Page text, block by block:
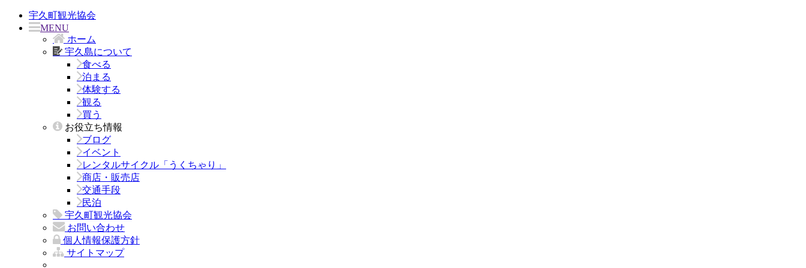
宇久町観光協会
MENU
ホーム
宇久島について
食べる
泊まる
体験する
観る
買う
お役立ち情報
ブログ
イベント
レンタルサイクル「うくちゃり」
商店・販売店
交通手段
民泊
宇久町観光協会
お問い合わせ
個人情報保護方針
サイトマップ